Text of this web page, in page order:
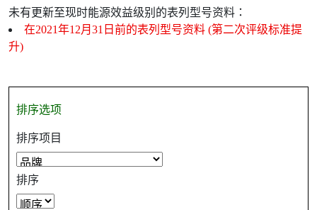
未有更新至现时能源效益级别的表列型号资料：
在2021年12月31日前的表列型号资料 (第二次评级标准提
升)
排序选项
排序项目
排序